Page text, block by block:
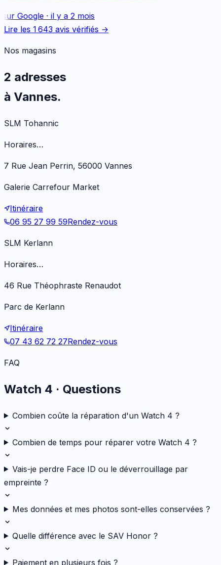
Google· il y a 2 mois
Lire les 1 643 avis vérifiés →
Nos magasins
2 adresses
à Vannes.
SLM Tohannic
Horaires…
7 Rue Jean Perrin, 56000 Vannes
Galerie Carrefour Market
Itinéraire
06 95 27 99 59Rendez-vous
SLM Kerlann
Horaires…
46 Rue Théophraste Renaudot
Parc de Kerlann
Itinéraire
07 43 62 72 27Rendez-vous
FAQ
Watch 4 · Questions
Combien coûte la réparation d'un Watch 4 ?
Combien de temps pour réparer votre Watch 4 ?
Vais-je perdre Face ID ou le déverrouillage par
empreinte ?
Mes données et mes photos sont-elles conservées ?
Quelle différence avec le SAV Honor ?
Paiement en plusieurs fois ?